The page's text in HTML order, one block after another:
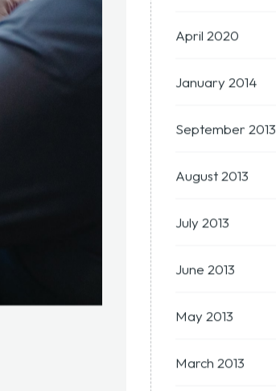
April 2020
January 2014
September 2013
August 2013
July 2013
June 2013
May 2013
March 2013